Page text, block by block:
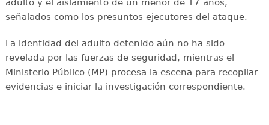
adulto y el aislamiento de un menor de 17 años,
señalados como los presuntos ejecutores del ataque.
La identidad del adulto detenido aún no ha sido
revelada por las fuerzas de seguridad, mientras el
Ministerio Público (MP) procesa la escena para recopilar
evidencias e iniciar la investigación correspondiente.